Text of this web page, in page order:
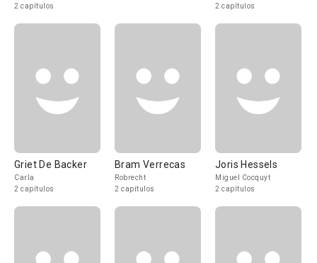
2 capítulos
2 capítulos
Griet De Backer
Carla
2 capítulos
Bram Verrecas
Robrecht
2 capítulos
Joris Hessels
Miguel Cocquyt
2 capítulos